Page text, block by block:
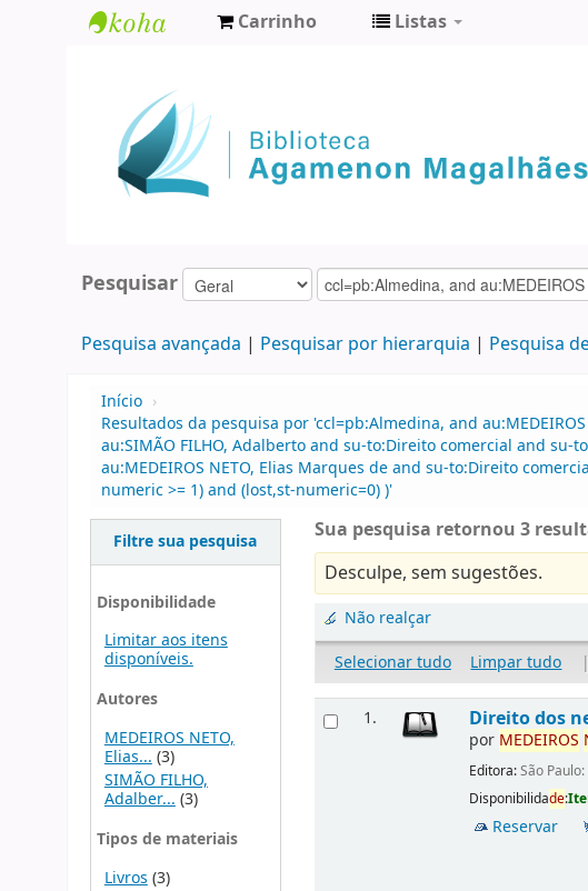
Agamenon
Magalhães
Carrinho Listas
Pesquisar
Pesquisa avançada Pesquisar por hierarquia Pesquisa
Início ›
Resultados da pesquisa por 'ccl=pb:Almedina, and
au:SIMÃO FILHO, Adalberto and su-to:Direito comercial and
au:MEDEIROS NETO, Elias Marques de and su-to:Direito
numeric >= 1) and (lost,st-numeric=0) )'
Filtre sua pesquisa
Disponibilidade
Limitar aos itens
disponíveis.
Autores
MEDEIROS NETO,
Elias... (3)
SIMÃO FILHO,
Adalber...(3)
Tipos de materiais
Livros (3)
Sua pesquisa retornou 3
Desculpe, sem sugestões.
Não realçar
Selecionar tudo
Limpar tudo |
1. Direito dos
por MEDEIROS
Editora:São Paulo:
Disponibilidade:
Reservar